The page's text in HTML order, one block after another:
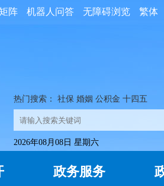
繁体
无障碍浏览
机器人问答
阵
热门搜索： 社保 婚姻 公积金 十四五
2026年08月08日 星期六
政务服务